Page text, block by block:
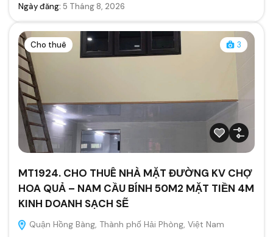
Ngày đăng: 5 Tháng 8, 2026
Cho thuê 3
MT1924. CHO THUÊ NHÀ MẶT ĐƯỜNG KV CHỢ
HOA QUẢ – NAM CẦU BÍNH 50M2 MẶT TIỀN 4M
KINH DOANH SẠCH SẼ
Quận Hồng Bàng, Thành phố Hải Phòng, Việt Nam